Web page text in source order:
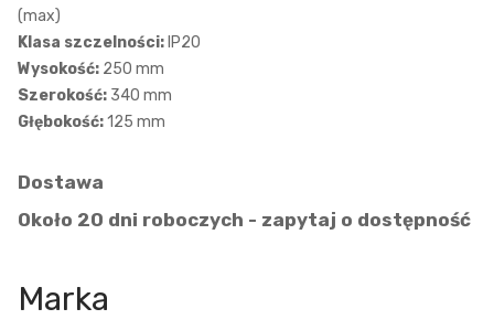
(max)
Klasa szczelności: IP20
Wysokość: 250 mm
Szerokość: 340 mm
Głębokość:125 mm
Dostawa
Około 20 dni roboczych - zapytaj o dostępność
Marka